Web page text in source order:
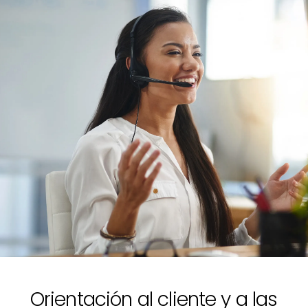
Orientación al cliente y a las